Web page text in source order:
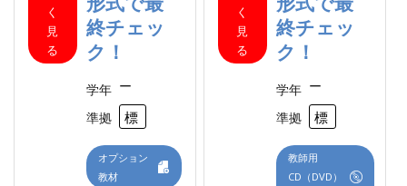
く
見
る
終チェッ
ク！
学年 ー
準拠
標準
オプション
教材
く
見
る
終チェッ
ク！
学年 ー
準拠
標
教師用
CD（DVD）